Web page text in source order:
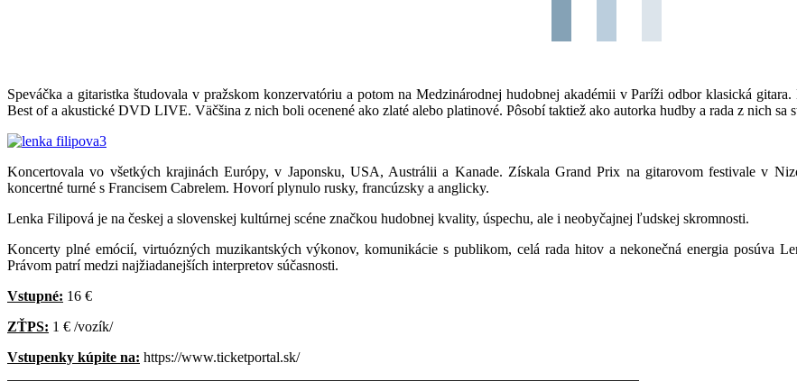
Speváčka a gitaristka študovala v pražskom konzervatóriu a potom na Medzinárodnej hudobnej akadémii v Paríži odbor klasická
Best of a akustické DVD LIVE. Väčšina z nich boli ocenené ako zlaté alebo platinové. Pôsobí taktiež ako autorka hudby a rada z nich
Koncertovala vo všetkých krajinách Európy, v Japonsku, USA, Austrálii a Kanade. Získala Grand Prix na gitarovom festivale v
koncertné turné s Francisem Cabrelem. Hovorí plynulo rusky, francúzsky a anglicky.
Lenka Filipová je na českej a slovenskej kultúrnej scéne značkou hudobnej kvality, úspechu, ale i neobyčajnej ľudskej skromnosti.
Koncerty plné emócií, virtuózných muzikantských výkonov, komunikácie s publikom, celá rada hitov a nekonečná energia posúva
Právom patrí medzi najžiadanejších interpretov súčasnosti.
Vstupné: 16 €
ZŤPS: 1 € /vozík/
Vstupenky kúpite na: https://www.ticketportal.sk/